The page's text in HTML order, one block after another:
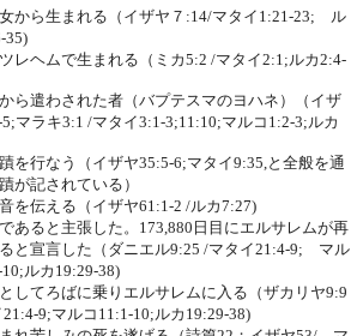
から生まれる（イザヤ７:14/マタイ1:21-23; ル
35)
レヘムで生まれる（ミカ5:2 /マタイ2:1;ルカ2:4-
ら遣わされた者（バプテスマのヨハネ）（イザ
マラキ3:1 /マタイ3:1-3;11:10;マルコ1:2-3;ルカ
を行なう（イザヤ35:5-6;マタイ9:35,と全般を通
が記されている）
を伝える（イザヤ61:1-2 /ルカ7:27)
あると主張した。173,880日目にエルサレムが再
と宣言した（ダニエル9:25 /マタイ21:4-9; マル
10;ルカ19:29-38)
してろばに乗りエルサレムに入る（ザカリヤ9:9
9;マルコ11:1-10;ルカ19:29-38)